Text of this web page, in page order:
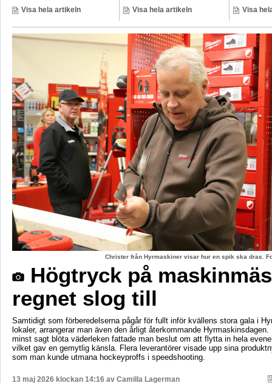
Visa hela artikeln Visa hela artikeln Visa
Christer från Hyrmaskiner visar hur en spik ska dras.
Högtryck på
regnet slog till
Samtidigt som förberedelserna pågår för fullt inför kvällens stora gala i
lokaler, arrangerar man även den årligt återkommande
minst sagt blöta väderleken fattade man beslut om att flytta in hela
vilket gav en gemytlig känsla. Flera leverantörer visade upp sina
som man kunde utmana hockeyproffs i speedshooting.
13 maj 2026 klockan 14:16 av Camilla Lagerman